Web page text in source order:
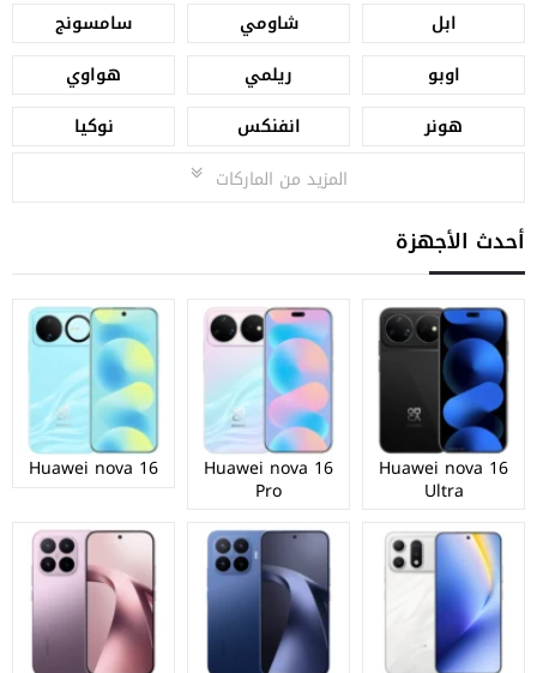
ابل شاومي
سامسونج
اوبو
ريلمي
هواوي
هونر
انفنكس
نوكيا
المزيد من الماركات
أحدث الأجهزة
Huawei nova 16
Ultra
Huawei nova 16
Pro
Huawei nova 16